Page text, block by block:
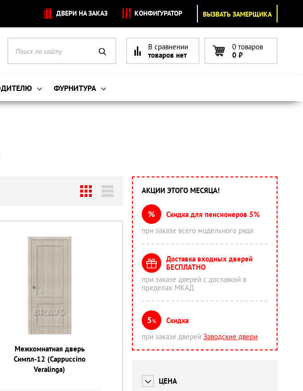
ДВЕРИ НА ЗАКАЗ КОНФИГУРАТОР ВЫЗВАТЬ ЗАМЕРЩИКА
В сравнении
товаров нет
0 товаров
0 ₽
ФУРНИТУРА
Межкомнатная дверь
Симпл-12 (Cappuccino
Veralinga)
АКЦИИ ЭТОГО МЕСЯЦА!
%
Скидка для пенсионеров 5%
при заказе всего модельного ряда
Доставка входных дверей
БЕСПЛАТНО
при заказе дверей с доставкой в
пределах МКАД
5%
Скидка
при заказе дверейЗаводские двери
ЦЕНА